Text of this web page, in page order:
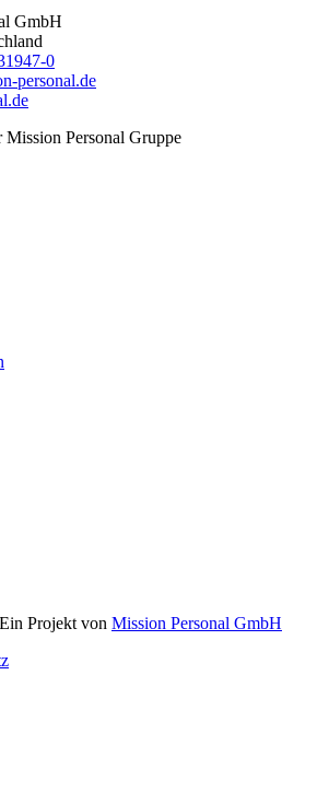
GmbH
0
personal.de
Mission Personal Gruppe
Projekt von Mission Personal GmbH